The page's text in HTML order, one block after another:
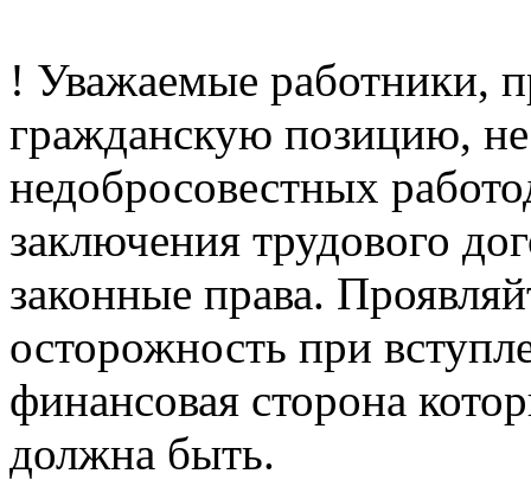
! Уважаемые работники,
гражданскую позицию,
недобросовестных
заключения трудового
законные права.
осторожность при
финансовая сторона
должна быть.